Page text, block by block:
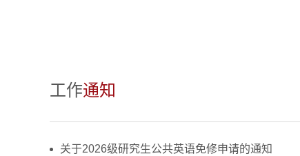
工作通知
关于2026级研究生公共英语免修申请的通知